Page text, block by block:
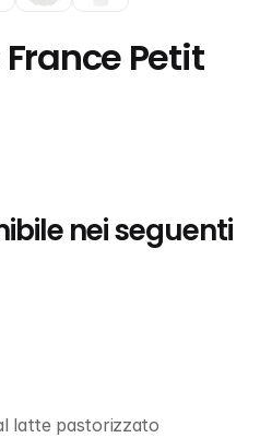
Petit
nei seguenti
latte pastorizzato